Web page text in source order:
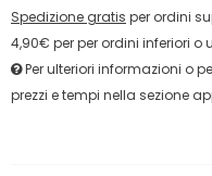
Spedizione gratis per ordini
4,90€ per per ordini inferiori
Per ulteriori informazioni o
prezzi e tempi nella sezione